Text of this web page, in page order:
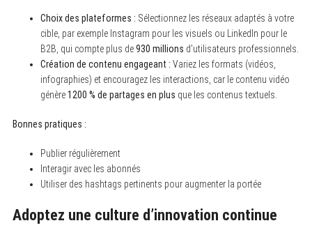
Choix des plateformes : Sélectionnez les réseaux adaptés à votre
cible, par exemple Instagram pour les visuels ou LinkedIn pour le
B2B, qui compte plus de930 millions d’utilisateurs professionnels.
Création de contenu engageant : Variez les formats (vidéos,
infographies) et encouragez les interactions, car le contenu vidéo
génère1200 % de partages en plus que les contenus textuels.
Bonnes pratiques :
Publier régulièrement
Interagir avec les abonnés
Utiliser des hashtags pertinents pour augmenter la portée
Adoptez une culture d’innovation continue